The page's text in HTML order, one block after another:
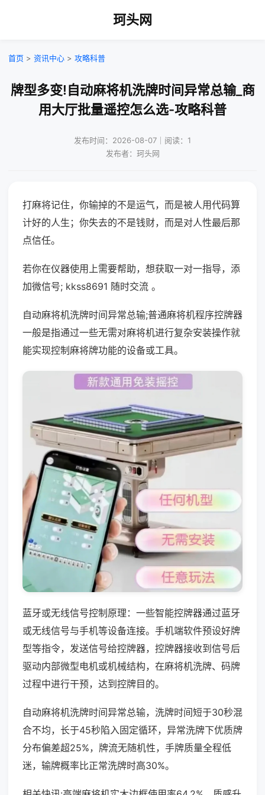
珂头网
首页 > 资讯中心 > 攻略科普
牌型多变!自动麻将机洗牌时间异常总输_商
用大厅批量遥控怎么选-攻略科普
发布时间：2026-08-07｜阅读：1
发布者：珂头网
打麻将记住，你输掉的不是运气，而是被人用代码算
计好的人生；你失去的不是钱财，而是对人性最后那
点信任。
若你在仪器使用上需要帮助，想获取一对一指导，添
加微信号; kkss8691 随时交流 。
自动麻将机洗牌时间异常总输;普通麻将机程序控牌器
一般是指通过一些无需对麻将机进行复杂安装操作就
能实现控制麻将牌功能的设备或工具。
蓝牙或无线信号控制原理：一些智能控牌器通过蓝牙
或无线信号与手机等设备连接。手机端软件预设好牌
型等指令，发送信号给控牌器，控牌器接收到信号后
驱动内部微型电机或机械结构，在麻将机洗牌、码牌
过程中进行干预，达到控牌目的。
自动麻将机洗牌时间异常总输，洗牌时间短于30秒混
合不均，长于45秒陷入固定循环，异常洗牌下优质牌
分布偏差超25%，牌流无随机性，手牌质量全程低
迷，输牌概率比正常洗牌时高30%。